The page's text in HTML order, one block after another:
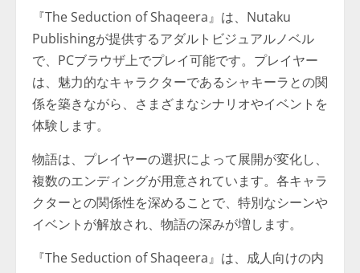
『The Seduction of Shaqeera』は、Nutaku
Publishingが提供するアダルトビジュアルノベル
で、PCブラウザ上でプレイ可能です。プレイヤー
は、魅力的なキャラクターであるシャキーラとの関
係を築きながら、さまざまなシナリオやイベントを
体験します。
物語は、プレイヤーの選択によって展開が変化し、
複数のエンディングが用意されています。各キャラ
クターとの関係性を深めることで、特別なシーンや
イベントが解放され、物語の深みが増します。
『The Seduction of Shaqeera』は、成人向けの内